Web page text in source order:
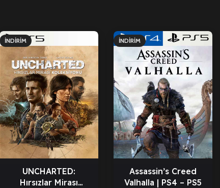
İNDIRIM
UNCHARTED:
Hırsızlar Mirası
İNDIRIM
Assassin’s Creed
Valhalla | PS4 – PS5